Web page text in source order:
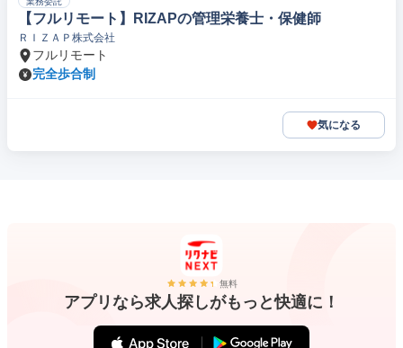
【フルリモート】RIZAPの管理栄養士・保健師
ＲＩＺＡＰ株式会社
フルリモート
完全歩合制
気になる
無料
アプリなら求人探しがもっと快適に！